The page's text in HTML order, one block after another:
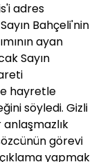
adres
Bahçeli'nin
ayan
Sayın
hayretle
söyledi. Gizli
anlaşmazlık
görevi
yapmak